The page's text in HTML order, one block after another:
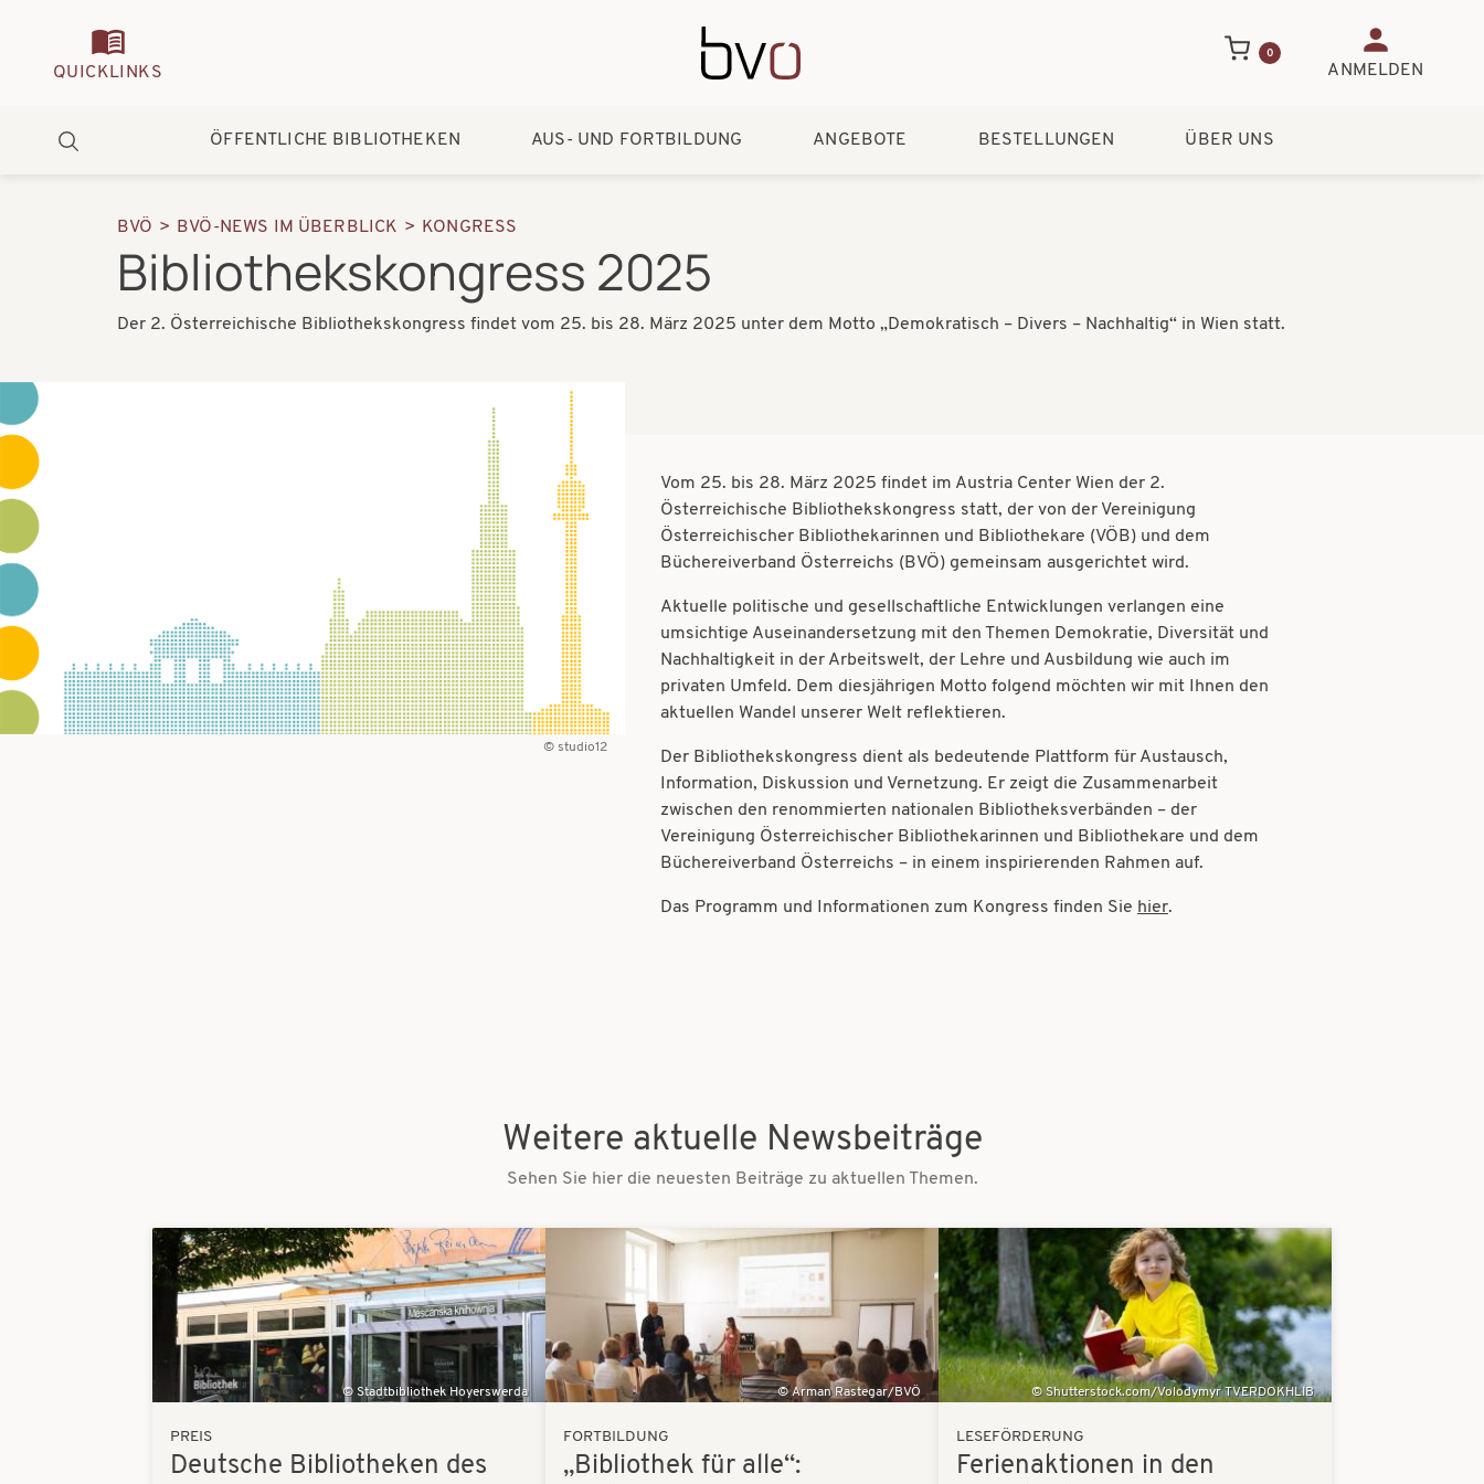
Direkt zum Inhalt
Quickmenu
QUICKLINKS
0
ANMELDEN
Hauptnavigation
ÖFFENTLICHE BIBLIOTHEKEN AUS- UND FORTBILDUNG ANGEBOTE BESTELLUNGEN ÜBER UNS
Suche
Pfadnavigation
BVÖ BVÖ-NEWS IM ÜBERBLICK KONGRESS
Bibliothekskongress 2025
Der 2. Österreichische Bibliothekskongress findet vom 25. bis 28. März 2025 unter dem Motto „Demokratisch – Divers – Nachhaltig“ in Wien statt.
Bilder
studio12
Vom 25. bis 28. März 2025 findet im Austria Center Wien der 2.
Österreichische Bibliothekskongress statt, der von der Vereinigung
Österreichischer Bibliothekarinnen und Bibliothekare (VÖB) und dem
Büchereiverband Österreichs (BVÖ) gemeinsam ausgerichtet wird.
Aktuelle politische und gesellschaftliche Entwicklungen verlangen eine
umsichtige Auseinandersetzung mit den Themen Demokratie, Diversität und
Nachhaltigkeit in der Arbeitswelt, der Lehre und Ausbildung wie auch im
privaten Umfeld. Dem diesjährigen Motto folgend möchten wir mit Ihnen den
aktuellen Wandel unserer Welt reflektieren.
Der Bibliothekskongress dient als bedeutende Plattform für Austausch,
Information, Diskussion und Vernetzung. Er zeigt die Zusammenarbeit
zwischen den renommierten nationalen Bibliotheksverbänden – der
Vereinigung Österreichischer Bibliothekarinnen und Bibliothekare und dem
Büchereiverband Österreichs – in einem inspirierenden Rahmen auf.
Das Programm und Informationen zum Kongress finden Sie hier.
Weitere aktuelle Newsbeiträge
Sehen Sie hier die neuesten Beiträge zu aktuellen Themen.
Bilder
Stadtbibliothek Hoyerswerda
PREIS
Deutsche Bibliotheken des
Arman Rastegar/BVÖ
FORTBILDUNG
„Bibliothek für alle“:
Bilder
Shutterstock.com/Volodymyr TVERDOKHLIB
LESEFÖRDERUNG
Ferienaktionen in den